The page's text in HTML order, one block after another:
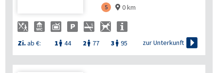
5  0 km
Zi.ab €: 1  44 2  77 3  95 zur Unterkunft 